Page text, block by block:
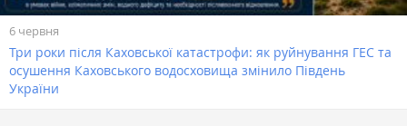
6 червня
Три роки після Каховської катастрофи: як руйнування ГЕС та
осушення Каховського водосховища змінило Південь
України